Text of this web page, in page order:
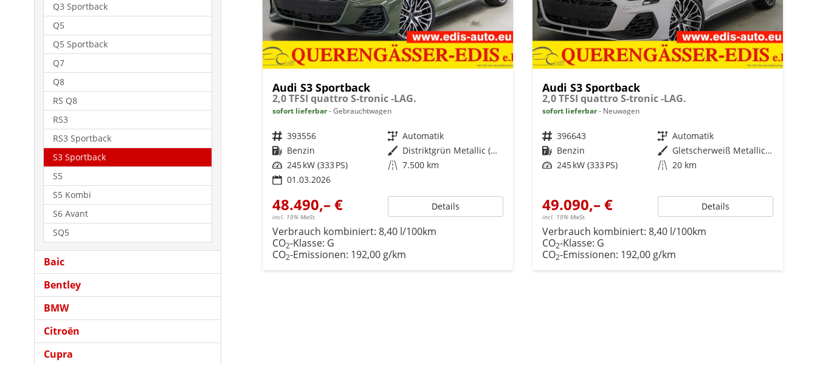
Audi S3 Sportback
2,0 TFSI quattro S-tronic -LAG.
sofort lieferbar Gebrauchtwagen
Fahrzeugnr. 393556 Getriebe Automatik
Kraftstoff Benzin Außenfarbe
Distriktgrün Metallic (M4)
Leistung 245 kW (333 PS) Kilometerstand 7.500 km
01.03.2026
48.490,– €
incl. 19% MwSt.
Details
Verbrauch kombiniert: 8,40 l/100km
CO2-Klasse: G
CO2-Emissionen: 192,00 g/km
Audi S3 Sportback
2,0 TFSI quattro S-tronic -LAG.
sofort lieferbar Neuwagen
Fahrzeugnr. 396643 Getriebe Automatik
Kraftstoff Benzin Außenfarbe
Gletscherweiß Metallic (2Y)
Leistung 245 kW (333 PS) Kilometerstand 20 km
49.090,– €
incl. 19% MwSt.
Details
Verbrauch kombiniert: 8,40 l/100km
CO2-Klasse: G
CO2-Emissionen: 192,00 g/km
Q3 Sportback
Q5
Q5 Sportback
Q7
Q8
RS Q8
RS3
RS3 Sportback
S3 Sportback
S5
S5 Kombi
S6 Avant
SQ5
Baic
Bentley
BMW
Citroën
Cupra